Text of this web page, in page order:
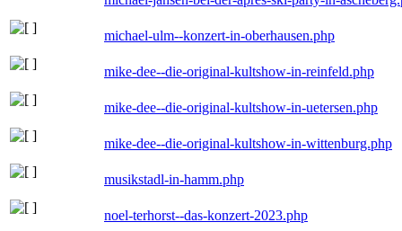
michael-ulm--konzert-in-oberhausen.php
mike-dee--die-original-kultshow-in-reinfeld.php
mike-dee--die-original-kultshow-in-uetersen.php
mike-dee--die-original-kultshow-in-wittenburg.php
musikstadl-in-hamm.php
noel-terhorst--das-konzert-2023.php